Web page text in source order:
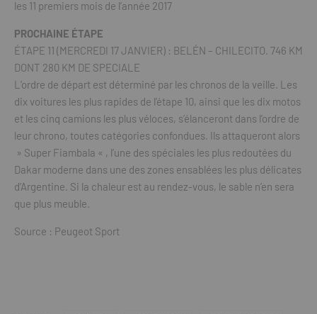
les 11 premiers mois de l’année 2017
PROCHAINE ÉTAPE
ÉTAPE 11 (MERCREDI 17 JANVIER) : BELÉN – CHILECITO. 746 KM
DONT 280 KM DE SPECIALE
L’ordre de départ est déterminé par les chronos de la veille. Les
dix voitures les plus rapides de l’étape 10, ainsi que les dix motos
et les cinq camions les plus véloces, s’élanceront dans l’ordre de
leur chrono, toutes catégories confondues. Ils attaqueront alors
» Super Fiambala « , l’une des spéciales les plus redoutées du
Dakar moderne dans une des zones ensablées les plus délicates
d’Argentine. Si la chaleur est au rendez-vous, le sable n’en sera
que plus meuble.
Source : Peugeot Sport